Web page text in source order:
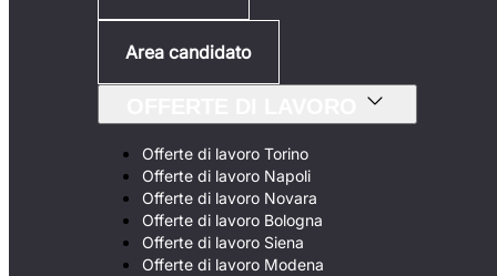
Area candidato
Offerte di lavoro Torino
Offerte di lavoro Napoli
Offerte di lavoro Novara
Offerte di lavoro Bologna
Offerte di lavoro Siena
Offerte di lavoro Modena